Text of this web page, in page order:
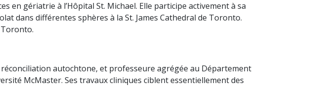
en gériatrie à l’Hôpital St. Michael. Elle participe activement à sa
dans différentes sphères à la St. James Cathedral de Toronto.
autochtone, et professeure agrégée au Département
McMaster. Ses travaux cliniques ciblent essentiellement des